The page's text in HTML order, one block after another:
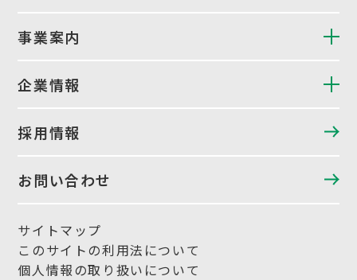
事業案内
企業情報
採用情報
お問い合わせ
サイトマップ
このサイトの利用法について
個人情報の取り扱いについて